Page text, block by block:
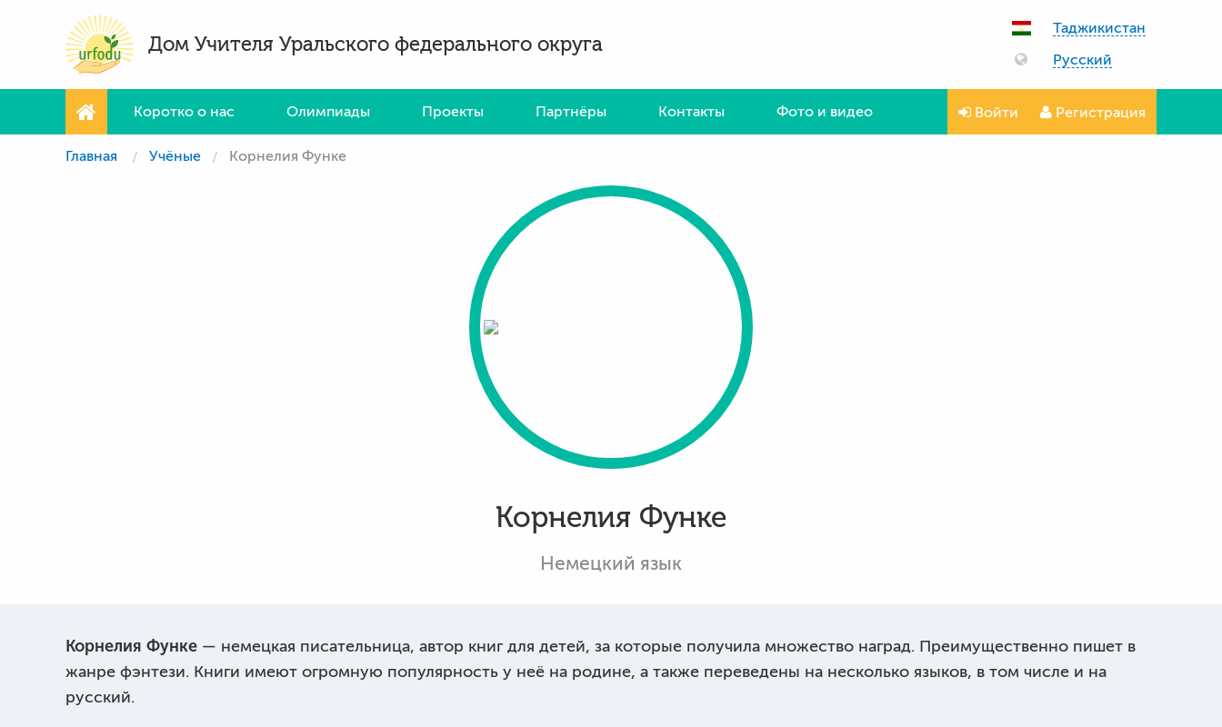
Дом Учителя Уральского федерального округа
Таджикистан
Русский
Коротко о нас Олимпиады Проекты Партнёры Контакты Фото и видео Войти Регистрация
Главная Учёные Корнелия Функе
Корнелия Функе
Немецкий язык
Корнелия Функе — немецкая писательница, автор книг для детей, за которые получила множество наград. Преимущественно пишет в
жанре фэнтези. Книги имеют огромную популярность у неё на родине, а также переведены на несколько языков, в том числе и на
русский.